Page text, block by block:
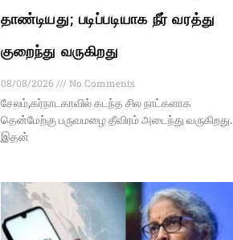
தாண்டியது; படிப்படியாக நீர் வரத்து
குறைந்து வருகிறது
08/08/2026
No Comments
சேலம்,கர்நாடகாவில் கடந்த சில நாட்களாக
தென்மேற்கு பருவமழை தீவிரம் அடைந்து வருகிறது.
இதன்